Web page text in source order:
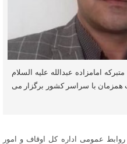
امامزاده عبدالله علیه السلام
با سراسر کشور برگزار می
عمومی اداره کل اوقاف و امور